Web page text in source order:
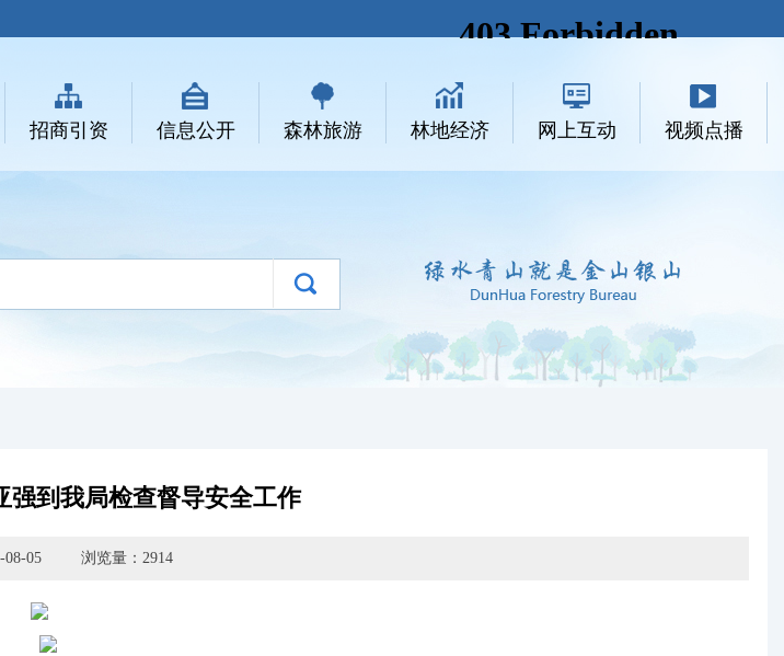
招商引资 信息公开 森林旅游 林地经济 网上互动 视频点播
强到我局检查督导安全工作
08-05 浏览量：2914